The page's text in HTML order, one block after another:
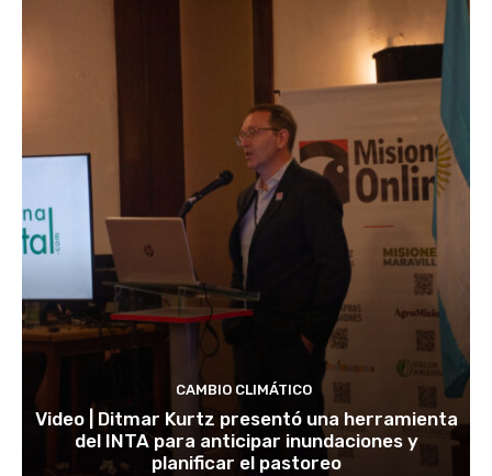
CAMBIO CLIMÁTICO
Video | Ditmar Kurtz presentó una herramienta
del INTA para anticipar inundaciones y
planificar el pastoreo